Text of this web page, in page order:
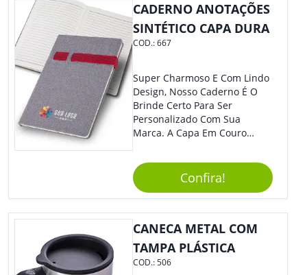
CADERNO ANOTAÇÕES
SINTÉTICO CAPA DURA
COD.:667
Super Charmoso E Com Lindo
Design, Nosso Caderno É O
Brinde Certo Para Ser
Personalizado Com Sua
Marca. A Capa Em Couro
Elástico Permite Maior
Segurança Ao Carregá-Lo.
Ofereça A Seus Clientes E
Colaboradores, Sem Dúvidas
Eles Irão Adorar.
Confira!
CANECA METAL COM
TAMPA PLÁSTICA
COD.:506